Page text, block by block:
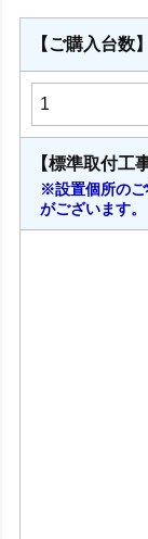
【ご購入台数】
【標準取付工
※設置個所のご
がございます。